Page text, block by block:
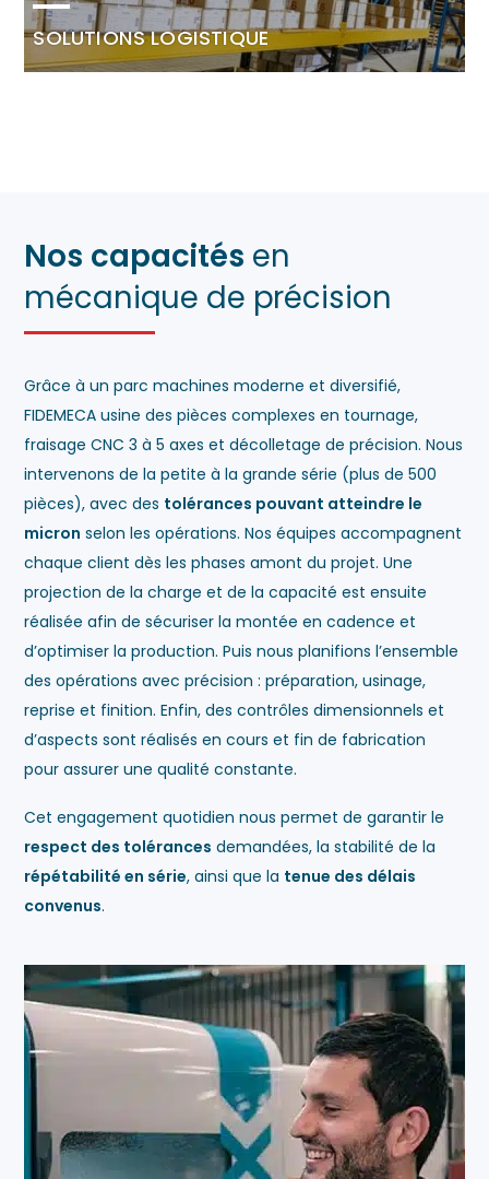
SOLUTIONS LOGISTIQUE
Nos capacités en
mécanique de précision
Grâce à un parc machines moderne et diversifié,
FIDEMECA usine des pièces complexes en tournage,
fraisage CNC 3 à 5 axes et décolletage de précision. Nous
intervenons de la petite à la grande série (plus de 500
pièces), avec des tolérances pouvant atteindre le
micron selon les opérations. Nos équipes accompagnent
chaque client dès les phases amont du projet. Une
projection de la charge et de la capacité est ensuite
réalisée afin de sécuriser la montée en cadence et
d’optimiser la production. Puis nous planifions l’ensemble
des opérations avec précision : préparation, usinage,
reprise et finition. Enfin, des contrôles dimensionnels et
d’aspects sont réalisés en cours et fin de fabrication
pour assurer une qualité constante.
Cet engagement quotidien nous permet de garantir le
respect des tolérances demandées, la stabilité de la
répétabilité en série, ainsi que la tenue des délais
convenus.